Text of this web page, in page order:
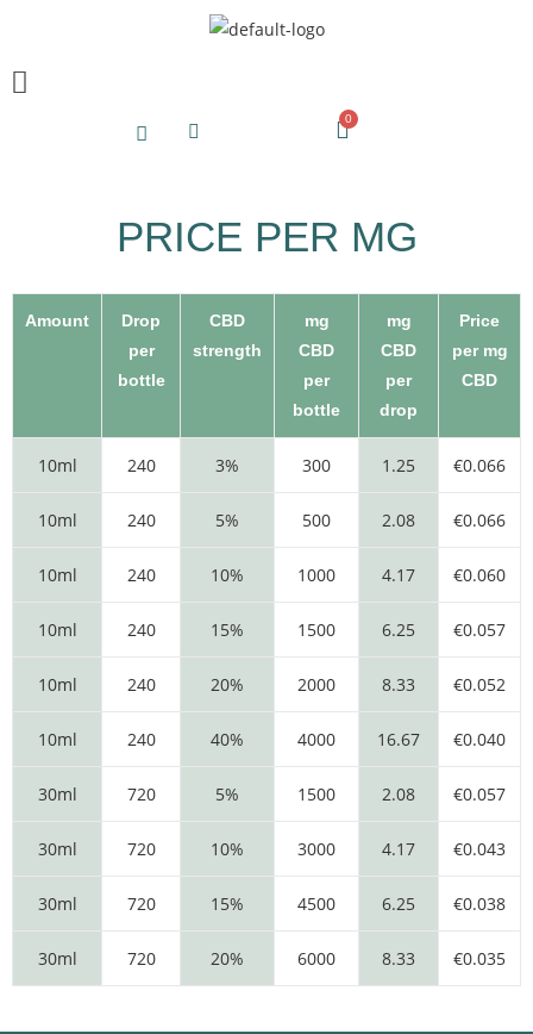
PRICE PER MG
Amount
Drop
per
bottle
CBD
strength
mg
CBD
per
bottle
mg
CBD
per
drop
Price
per mg
CBD
10ml 240 3% 300 1.25 €0.066
10ml 240 5% 500 2.08 €0.066
10ml 240 10% 1000 4.17 €0.060
10ml 240 15% 1500 6.25 €0.057
10ml 240 20% 2000 8.33 €0.052
10ml 240 40% 4000 16.67 €0.040
30ml 720 5% 1500 2.08 €0.057
30ml 720 10% 3000 4.17 €0.043
30ml 720 15% 4500 6.25 €0.038
30ml 720 20% 6000 8.33 €0.035